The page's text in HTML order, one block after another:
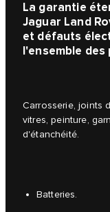
La garantie
Jaguar Land
et défauts
l'ensemble
Carrosserie, joints
vitres, peinture,
d'étanchéité.
Batteries.